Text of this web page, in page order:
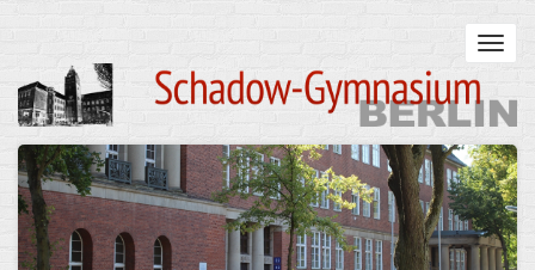
content
Main
navigation
STARTSEITE
UNSERE SCHULE